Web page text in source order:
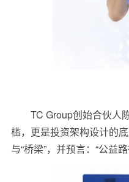
TC Group创始合伙人
槛，更是投资架构设计的
与“桥梁”，并预言：“公益